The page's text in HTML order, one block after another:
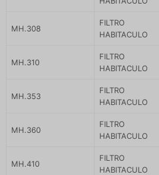
MH.308
FILTRO
HABITACULO
MH.310
FILTRO
HABITACULO
MH.353
FILTRO
HABITACULO
MH.360
FILTRO
HABITACULO
MH.410
FILTRO
HABITACULO